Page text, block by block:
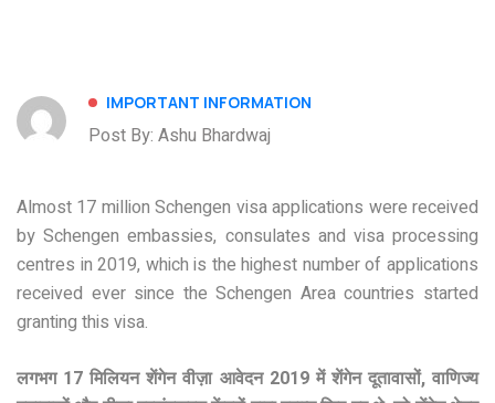
IMPORTANT INFORMATION
Post By: Ashu Bhardwaj
Almost 17 million Schengen visa applications were received
by Schengen embassies, consulates and visa processing
centres in 2019, which is the highest number of applications
received ever since the Schengen Area countries started
granting this visa.
लगभग 17 मिलियन शेंगेन वीज़ा आवेदन 2019 में शेंगेन दूतावासों, वाणिज्य